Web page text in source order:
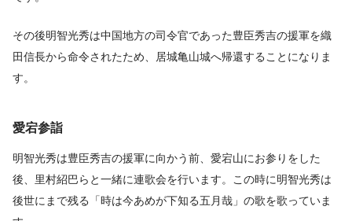
その後明智光秀は中国地方の司令官であった豊臣秀吉の援軍を織
田信長から命令されたため、居城亀山城へ帰還することになりま
す。
愛宕参詣
明智光秀は豊臣秀吉の援軍に向かう前、愛宕山にお参りをした
後、里村紹巴らと一緒に連歌会を行います。この時に明智光秀は
後世にまで残る「時は今あめが下知る五月哉」の歌を歌っていま